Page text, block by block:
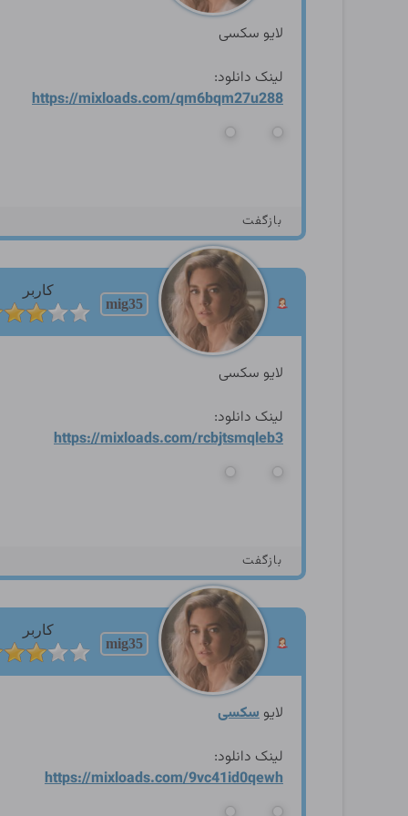
لایو سکسی
لینک دانلود:
https://mixloads.com/qm6bqm27u288
بازگفت
mig35
کاربر
لایو سکسی
لینک دانلود:
https://mixloads.com/rcbjtsmqleb3
بازگفت
mig35
کاربر
لایو سکسی
لینک دانلود:
https://mixloads.com/9vc41id0qewh